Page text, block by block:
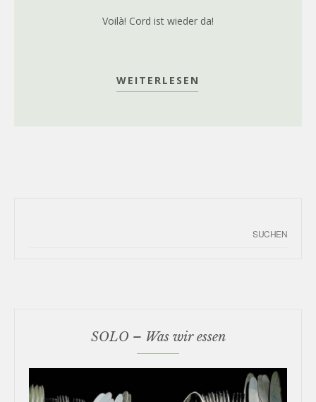
Voilà! Cord ist wieder da!
WEITERLESEN
SOLO – Was wir essen